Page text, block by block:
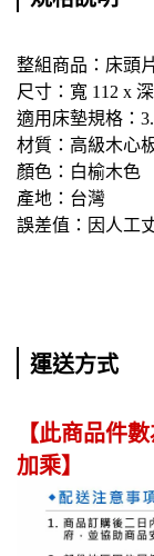
整組商品：床頭
尺寸：寬 112 x
適用床墊規格：
材質：高級木心
顏色：白榆木色
產地：台灣
誤差值：因人工
運送方式
【此商品件
加乘】